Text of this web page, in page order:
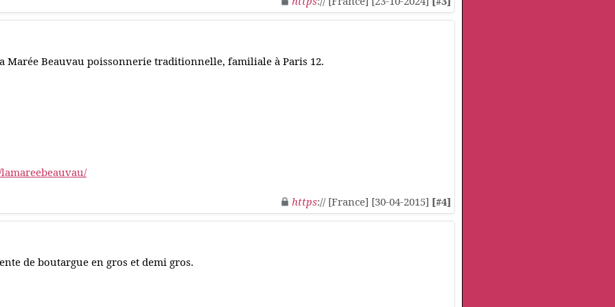
Marée Beauvau poissonnerie traditionnelle, familiale à Paris 12.
https:// [France] [30-04-2015] [#4]
de boutargue en gros et demi gros.